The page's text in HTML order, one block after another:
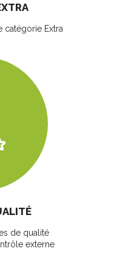
catégorie Extra
de qualité
externe